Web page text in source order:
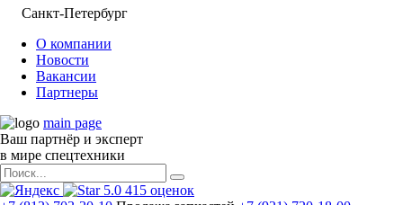
Санкт-Петербург
О компании
Новости
Вакансии
Партнеры
main page
Ваш партнёр и эксперт
в мире спецтехники
5.0 415 оценок